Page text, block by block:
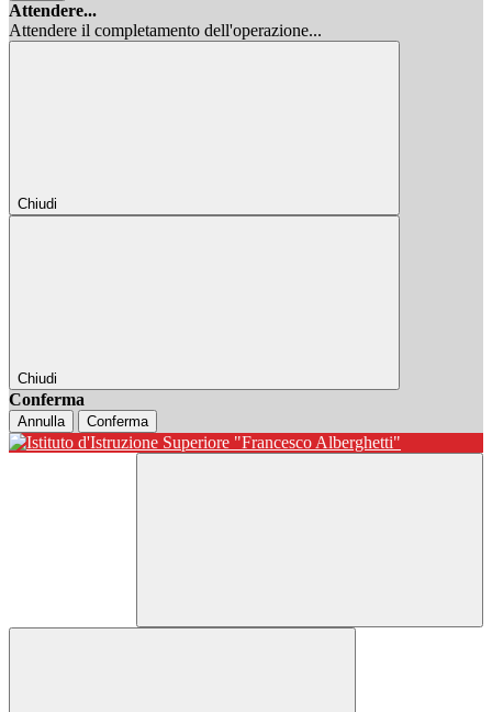
Attendere...
Attendere il completamento dell'operazione...
Chiudi
Chiudi
Conferma
Annulla Conferma